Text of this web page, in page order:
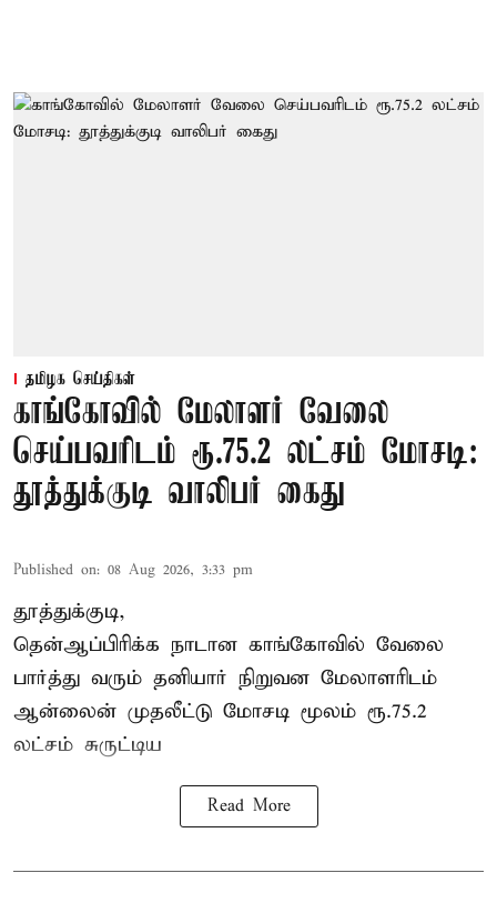
தமிழக செய்திகள்
காங்கோவில் மேலாளர் வேலை
செய்பவரிடம் ரூ.75.2 லட்சம் மோசடி:
தூத்துக்குடி வாலிபர் கைது
Published on: 08 Aug 2026, 3:33 pm
தூத்துக்குடி,
தென்ஆப்பிரிக்க நாடான காங்கோவில் வேலை
பார்த்து வரும் தனியார் நிறுவன மேலாளரிடம்
ஆன்லைன் முதலீட்டு மோசடி மூலம் ரூ.75.2
லட்சம் சுருட்டிய
Read More